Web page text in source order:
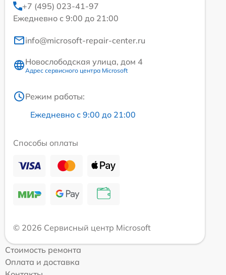
+7 (495) 023-41-97
Ежедневно с 9:00 до 21:00
info@microsoft-repair-center.ru
Новослободская улица, дом 4
Адрес сервисного центра Microsoft
Режим работы:
Ежедневно с 9:00 до 21:00
Способы оплаты
© 2026 Сервисный центр Microsoft
Стоимость ремонта
Оплата и доставка